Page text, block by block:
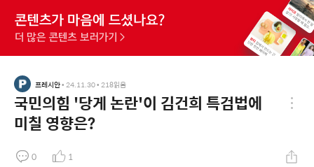
프레시안• 24.11.30• 218읽음
국민의힘 '당게 논란'이 김건희 특검법에
미칠 영향은?
0 1